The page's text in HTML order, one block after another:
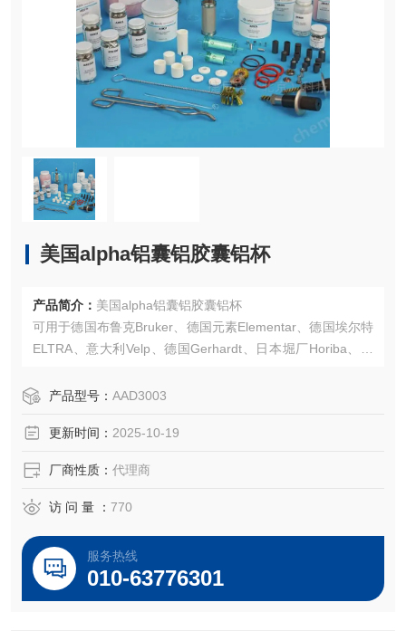
美国alpha铝囊铝胶囊铝杯
产品简介： 美国alpha铝囊铝胶囊铝杯
可用于德国布鲁克Bruker、德国元素Elementar、德国埃尔特
ELTRA、意大利Velp、德国Gerhardt、日本堀厂Horiba、美
ntific、铂金埃尔默（美国PE）PerkinElmer、安捷伦Agilent T
产品型号： AAD3003
更新时间： 2025-10-19
厂商性质： 代理商
访 问 量 ： 770
服务热线
010-63776301